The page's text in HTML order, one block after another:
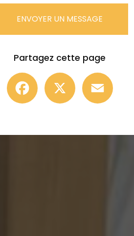
ENVOYER UN MESSAGE
Partagez cette page
Facebook